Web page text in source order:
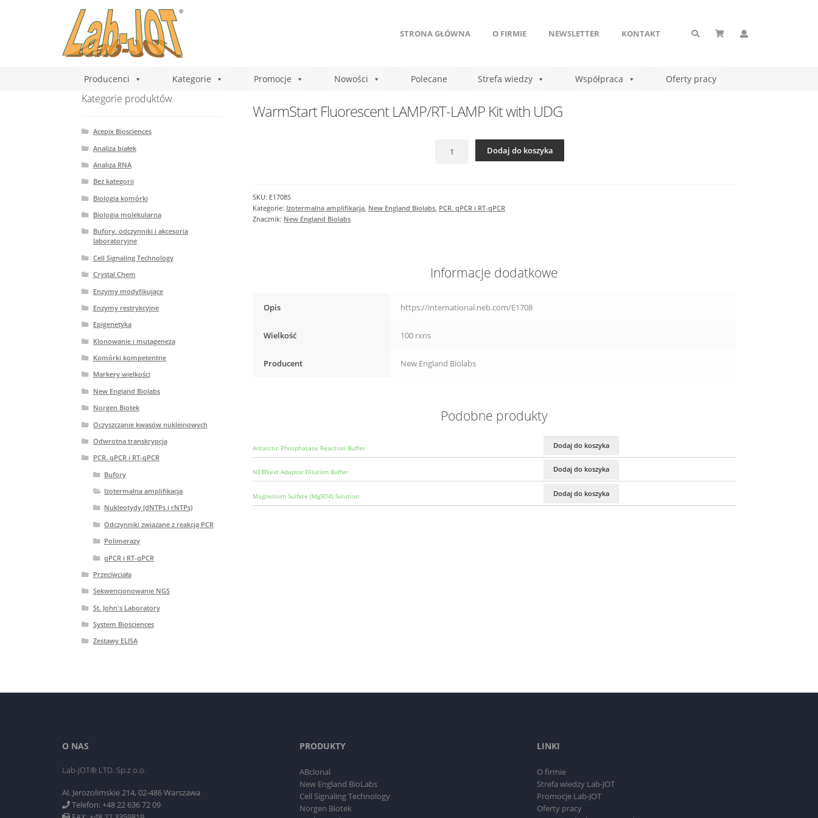
STRONA GŁÓWNA O FIRMIE NEWSLETTER KONTAKT
Producenci Kategorie Promocje Nowości Polecane Strefa wiedzy Współpraca Oferty pracy
WarmStart Fluorescent LAMP/RT-LAMP Kit with UDG
WarmStart
Kit
Dodaj do koszyka
SKU: E1708S
Kategorie: Izotermalna amplifikacja, New England Biolabs, PCR. qPCR i RT-qPCR
Znacznik: New England Biolabs
Informacje dodatkowe
Opis https://international.neb.com/E1708
Wielkość 100 rxns
Producent New England Biolabs
Podobne produkty
Antarctic Phosphatase Reaction Buffer Dodaj do koszyka
NEBNext Adaptor Dilution Buffer Dodaj do koszyka
Magnesium Sulfate (MgSO4) Solution Dodaj do koszyka
Kategorie produktów
Acepix Biosciences
Analiza białek
Analiza RNA
Bez kategorii
Biologia komórki
Biologia molekularna
Bufory. odczynniki i akcesoria
laboratoryjne
Cell Signaling Technology
Crystal Chem
Enzymy modyfikujące
Enzymy restrykcyjne
Epigenetyka
Klonowanie i mutageneza
Komórki kompetentne
Markery wielkości
New England Biolabs
Norgen Biotek
Oczyszczanie kwasów nukleinowych
Odwrotna transkrypcja
PCR. qPCR i RT-qPCR
Bufory
Izotermalna amplifikacja
Nukleotydy (dNTPs i rNTPs)
Odczynniki związane z reakcją PCR
Polimerazy
qPCR i RT-qPCR
Przeciwciała
Sekwencjonowanie NGS
St. John's Laboratory
System Biosciences
Zestawy ELISA
O NAS
Lab-JOT® LTD. Sp.z o.o.
Al. Jerozolimskie 214, 02-486 Warszawa
Telefon: +48 22 636 72 09
PRODUKTY
ABclonal
New England BioLabs
Cell Signaling Technology
Norgen Biotek
LINKI
O firmie
Strefa wiedzy Lab-JOT
Promocje Lab-JOT
Oferty pracy